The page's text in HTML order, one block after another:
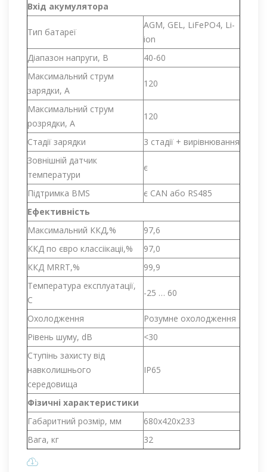
Вхід акумулятора
Тип батареї
AGM, GEL, LiFePO4, Li-
ion
Діапазон напруги, В
40-60
Максимальний струм
зарядки, А
120
Максимальний струм
розрядки, А
120
Стадії зарядки
3 стадії + вирівнювання
Зовнішній датчик
температури
є
Підтримка BMS
є CAN або RS485
Ефективність
Максимальний ККД,%
97,6
ККД по євро классіікаціі,%
97,0
ККД MRRT,%
99,9
Температура експлуатації,
С
-25 … 60
Охолодження
Розумне охолодження
Рівень шуму, dB
<30
Ступінь захисту від
навколишнього
середовища
IP65
Фізичні характеристики
Габаритний розмір, мм
680х420х233
Вага, кг
32